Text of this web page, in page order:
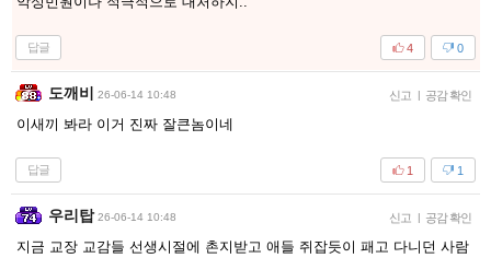
답글 0
4
도깨비 26-06-14 10:48 신고 | 공감 확인
이새끼 봐라 이거 진짜 잘큰놈이네
답글 1
1
우리탑 26-06-14 10:48 신고 | 공감 확인
지금 교장 교감들 선생시절에 촌지받고 애들 쥐잡듯이 패고 다니던 사람